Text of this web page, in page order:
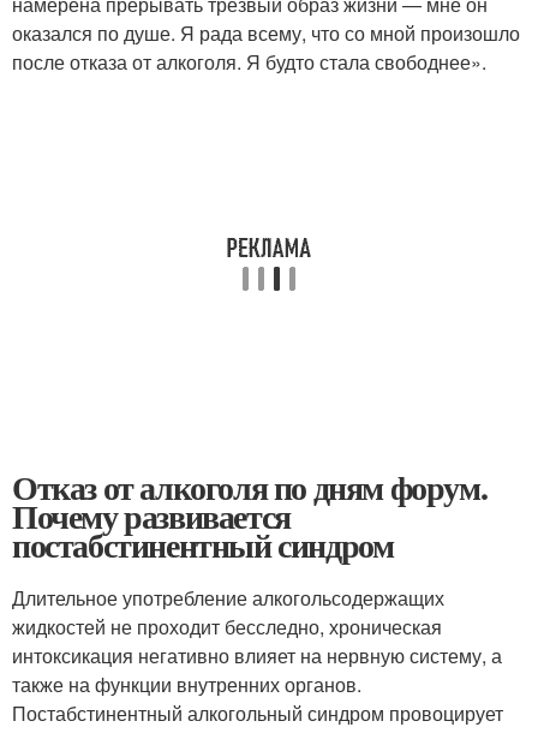
оказался по душе. Я рада всему, что со мной произошло
после отказа от алкоголя. Я будто стала свободнее».
Отказ от алкоголя по дням форум.
Почему развивается
постабстинентный синдром
Длительное употребление алкогольсодержащих
жидкостей не проходит бесследно, хроническая
интоксикация негативно влияет на нервную систему, а
также на функции внутренних органов.
Постабстинентный алкогольный синдром провоцирует